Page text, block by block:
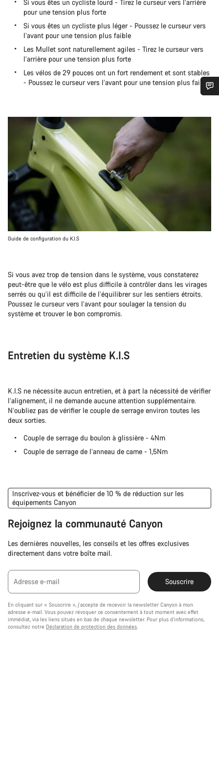
Si vous êtes un cycliste lourd - Tirez le curseur vers l’arrière
pour une tension plus forte
Si vous êtes un cycliste plus léger - Poussez le curseur vers
l’avant pour une tension plus faible
Les Mullet sont naturellement agiles - Tirez le curseur vers
l’arrière pour une tension plus forte
Les vélos de 29 pouces ont un fort rendement et sont stables
- Poussez le curseur vers l’avant pour une tension plus faible
Guide de configuration du K.I.S
Si vous avez trop de tension dans le système, vous constaterez
peut-être que le vélo est plus difficile à contrôler dans les virages
serrés ou qu’il est difficile de l’équilibrer sur les sentiers étroits.
Poussez le curseur vers l’avant pour soulager la tension du
système et trouver le bon compromis.
Entretien du système K.I.S
K.I.S ne nécessite aucun entretien, et à part la nécessité de vérifier
l’alignement, il ne demande aucune attention supplémentaire.
N’oubliez pas de vérifier le couple de serrage environ toutes les
deux sorties.
Couple de serrage du boulon à glissière - 4Nm
Couple de serrage de l’anneau de came - 1,5Nm
Inscrivez-vous et bénéficier de 10 % de réduction sur les
équipements Canyon
Rejoignez la communauté Canyon
Les dernières nouvelles, les conseils et les offres exclusives
directement dans votre boîte mail.
Adresse e-mail Souscrire
En cliquant sur « Souscrire », j'accepte de recevoir la newsletter Canyon à mon
adresse e-mail. Vous pouvez révoquer ce consentement à tout moment avec effet
immédiat, via les liens situés en bas de chaque newsletter. Pour plus d’informations,
consultez notre Déclaration de protection des données.
Nos experts du service client vous attendent pour
répondre à vos questions.
Démarrer le Chat
Fermer